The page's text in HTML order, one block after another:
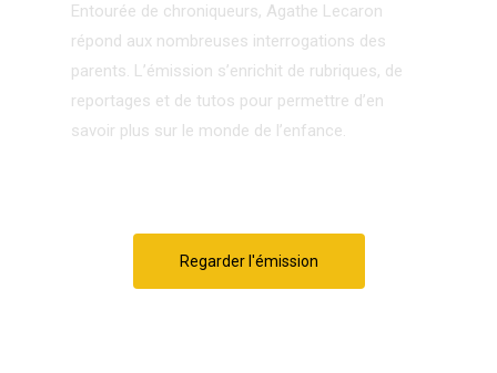
Entourée de chroniqueurs, Agathe Lecaron
répond aux nombreuses interrogations des
parents. L’émission s’enrichit de rubriques, de
reportages et de tutos pour permettre d’en
savoir plus sur le monde de l’enfance.
Regarder l'émission